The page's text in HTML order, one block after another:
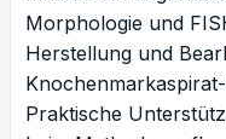
Morphologie und
Herstellung und
Praktische